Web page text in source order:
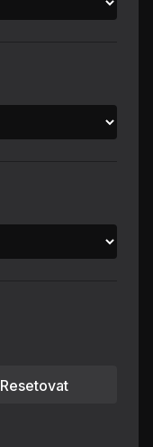
Resetovat